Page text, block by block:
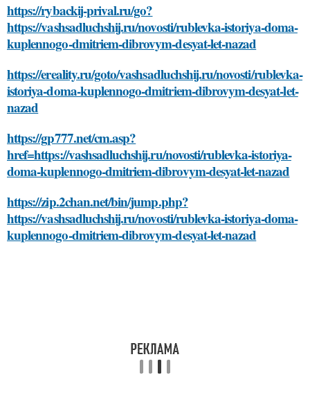
https://rybackij-prival.ru/go?
https://vashsadluchshij.ru/novosti/rublevka-istoriya-doma-
kuplennogo-dmitriem-dibrovym-desyat-let-nazad
https://ereality.ru/goto/vashsadluchshij.ru/novosti/rublevka-
istoriya-doma-kuplennogo-dmitriem-dibrovym-desyat-let-
nazad
https://gp777.net/cm.asp?
href=https://vashsadluchshij.ru/novosti/rublevka-istoriya-
doma-kuplennogo-dmitriem-dibrovym-desyat-let-nazad
https://zip.2chan.net/bin/jump.php?
https://vashsadluchshij.ru/novosti/rublevka-istoriya-doma-
kuplennogo-dmitriem-dibrovym-desyat-let-nazad